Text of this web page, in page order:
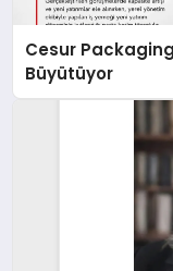
Cesur
Büyütüyor